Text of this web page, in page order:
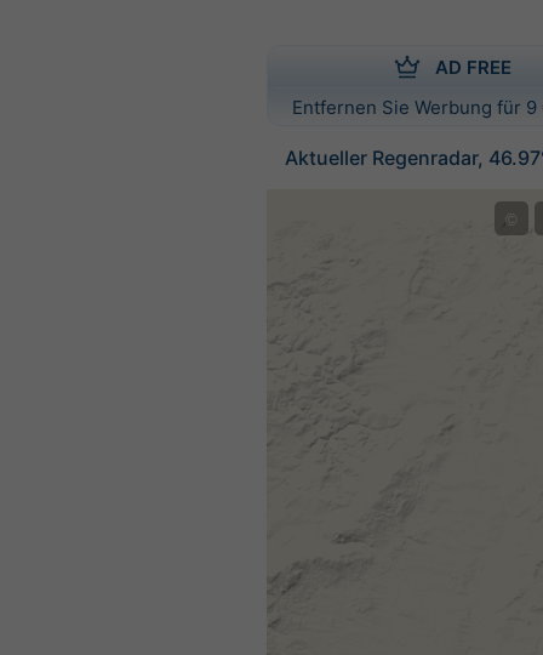
AD FREE
Entfernen Sie Werbung für
Aktueller Regenradar,
©